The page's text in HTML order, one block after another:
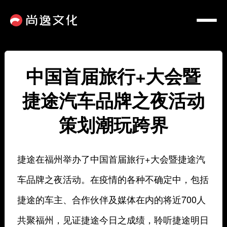
中国首届旅行+大会暨
捷途汽车品牌之夜活动
策划潮玩跨界
捷途在福州举办了中国首届旅行+大会暨捷途汽
车品牌之夜活动。在疫情的各种不确定中，包括
捷途的车主、合作伙伴及媒体在内的将近700人
共聚福州，见证捷途今日之成绩，聆听捷途明日